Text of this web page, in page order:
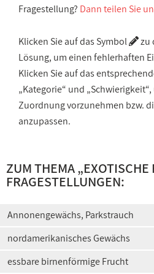
Fragestellung? Dann teilen Sie
Klicken Sie auf das Symbol
zu
Lösung, um einen fehlerhaften
Klicken Sie auf das
„Kategorie“ und
Zuordnung vorzunehmen bzw.
anzupassen.
ZUM THEMA „EXOTISCHE
FRAGESTELLUNGEN:
Annonengewächs, Parkstrauch
nordamerikanisches Gewächs
essbare birnenförmige Frucht